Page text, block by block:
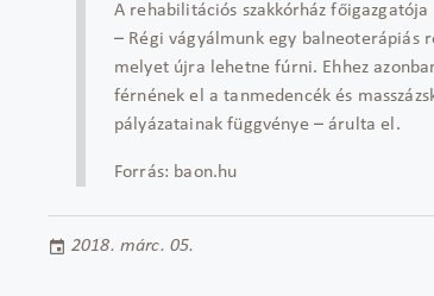
A rehabilitációs szakkórház
– Régi vágyálmunk egy balneo­terápiás
melyet újra lehetne fúrni. Ehhez
férnének el a tanmedencék és
pályázatainak függvénye – árulta el.
Forrás: baon.hu
2018. márc. 05.